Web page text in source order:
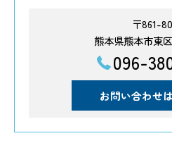
〒861-
熊本県熊本市東
096-
お問い合わせ